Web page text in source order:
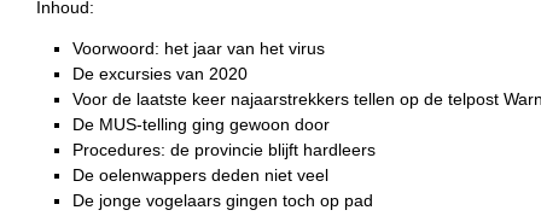
Inhoud:
Voorwoord: het jaar van het virus
De excursies van 2020
Voor de laatste keer najaarstrekkers tellen op de telpost
De MUS-telling ging gewoon door
Procedures: de provincie blijft hardleers
De oelenwappers deden niet veel
De jonge vogelaars gingen toch op pad